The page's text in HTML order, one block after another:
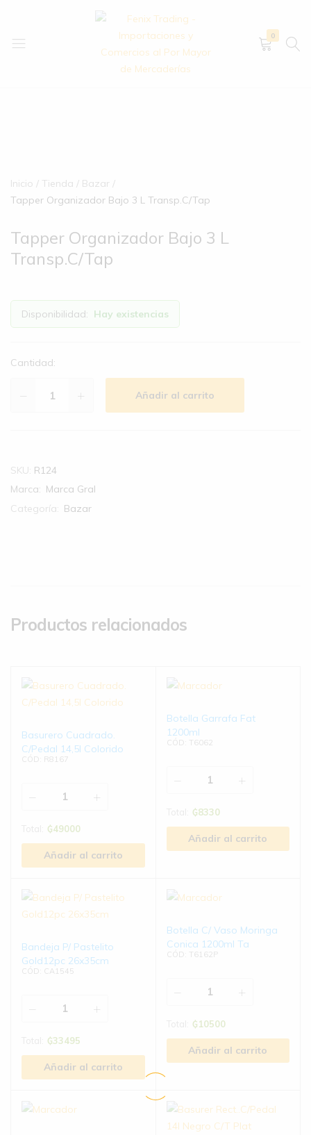
al
Por
de
Mercaderías
hogar,
bazar,
ferretería
y
mucho
0
Inicio Tienda
Bazar
Tapper Organizador Bajo 3 L Transp.C/Tap
Tapper Organizador Bajo 3 L
Transp.C/Tap
Disponibilidad: Hay existencias
Cantidad:
Añadir al carrito
SKU: R124
Marca: Marca Gral
Categoría: Bazar
Productos relacionados
Basurero Cuadrado.
C/Pedal 14,5l Colorido
CÓD: R8167
₲49000
Añadir al carrito
Botella Garrafa Fat
1200ml
CÓD: T6062
₲8330
Añadir al carrito
Bandeja P/ Pastelito
Gold12pc 26x35cm
CÓD: CA1545
₲33495
Añadir al carrito
Botella C/ Vaso Moringa
Conica 1200ml Ta
CÓD: T6162P
₲10500
Añadir al carrito